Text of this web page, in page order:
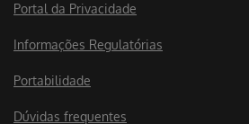
Portal da Privacidade
Informações Regulatórias
Portabilidade
Dúvidas frequentes